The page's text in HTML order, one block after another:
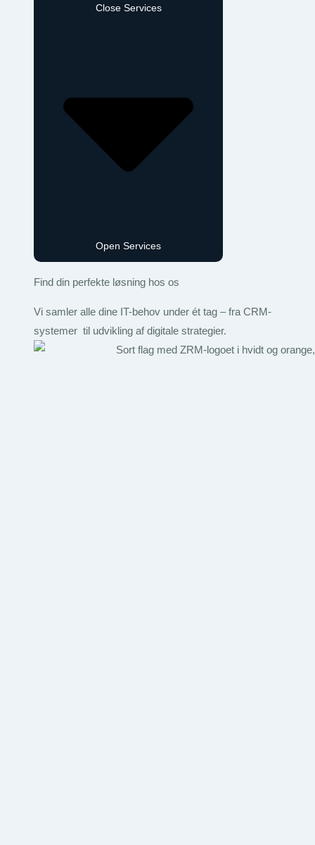
Close Services
Open Services
Find din perfekte løsning hos os
Vi samler alle dine IT-behov under ét tag – fra CRM-
systemer til udvikling af digitale strategier.